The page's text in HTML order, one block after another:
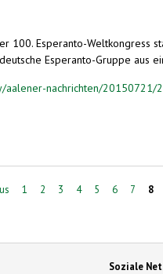
100. Esperanto-Weltkongress
Esperanto-Gruppe aus
aalener-nachrichten/20150721/
1 2 3 4 5 6 7 8
Soziale